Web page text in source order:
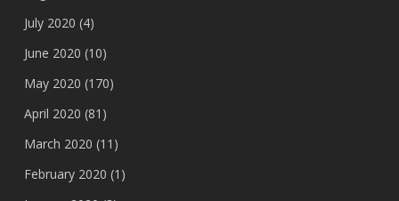
July 2020 (4)
June 2020 (10)
May 2020 (170)
April 2020 (81)
March 2020 (11)
February 2020 (1)